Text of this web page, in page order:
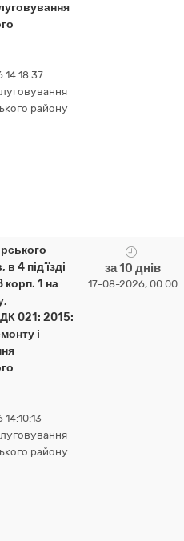
району
4 під’їзді
1 на
021: 2015:
і
району
за 10 днів
17-08-2026, 00:00